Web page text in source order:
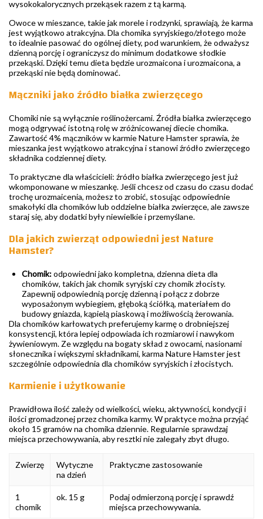
wysokokalorycznych przekąsek razem z tą karmą.
Owoce w mieszance, takie jak morele i rodzynki, sprawiają, że karma
jest wyjątkowo atrakcyjna. Dla chomika syryjskiego/złotego może
to idealnie pasować do ogólnej diety, pod warunkiem, że odważysz
dzienną porcję i ograniczysz do minimum dodatkowe słodkie
przekąski. Dzięki temu dieta będzie urozmaicona i urozmaicona, a
przekąski nie będą dominować.
Mączniki jako źródło białka zwierzęcego
Chomiki nie są wyłącznie roślinożercami. Źródła białka zwierzęcego
mogą odgrywać istotną rolę w zróżnicowanej diecie chomika.
Zawartość 4% mączników w karmie Nature Hamster sprawia, że
mieszanka jest wyjątkowo atrakcyjna i stanowi źródło zwierzęcego
składnika codziennej diety.
To praktyczne dla właścicieli: źródło białka zwierzęcego jest już
wkomponowane w mieszankę. Jeśli chcesz od czasu do czasu dodać
trochę urozmaicenia, możesz to zrobić, stosując odpowiednie
smakołyki dla chomików lub oddzielne białka zwierzęce, ale zawsze
staraj się, aby dodatki były niewielkie i przemyślane.
Dla jakich zwierząt odpowiedni jest Nature
Hamster?
Chomik:odpowiedni jako kompletna, dzienna dieta dla
chomików, takich jak chomik syryjski czy chomik złocisty.
Zapewnij odpowiednią porcję dzienną i połącz z dobrze
wyposażonym wybiegiem, głęboką ściółką, materiałem do
budowy gniazda, kąpielą piaskową i możliwością żerowania.
Dla chomików karłowatych preferujemy karmę o drobniejszej
konsystencji, która lepiej odpowiada ich rozmiarowi i nawykom
żywieniowym. Ze względu na bogaty skład z owocami, nasionami
słonecznika i większymi składnikami, karma Nature Hamster jest
szczególnie odpowiednia dla chomików syryjskich i złocistych.
Karmienie i użytkowanie
Prawidłowa ilość zależy od wielkości, wieku, aktywności, kondycji i
ilości gromadzonej przez chomika karmy. W praktyce można przyjąć
około 15 gramów na chomika dziennie. Regularnie sprawdzaj
miejsca przechowywania, aby resztki nie zalegały zbyt długo.
Zwierzę
Wytyczne
na dzień
Praktyczne zastosowanie
1
chomik
ok. 15 g
Podaj odmierzoną porcję i sprawdź
miejsca przechowywania.